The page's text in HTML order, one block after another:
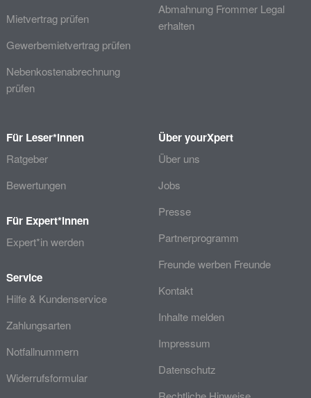
Mietvertrag prüfen
Gewerbemietvertrag prüfen
Nebenkostenabrechnung
prüfen
Abmahnung Frommer Legal
erhalten
Für Leser*innen
Ratgeber
Bewertungen
Für Expert*innen
Expert*in werden
Service
Hilfe & Kundenservice
Zahlungsarten
Notfallnummern
Widerrufsformular
Über yourXpert
Über uns
Jobs
Presse
Partnerprogramm
Freunde werben Freunde
Kontakt
Inhalte melden
Impressum
Datenschutz